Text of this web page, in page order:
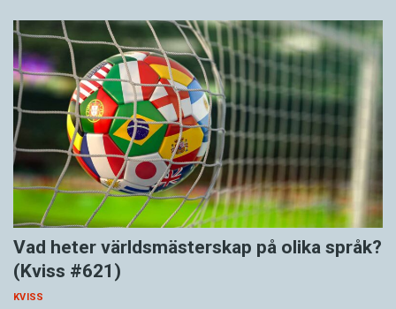
Vad heter världsmästerskap på olika språk?
(Kviss #621)
KVISS